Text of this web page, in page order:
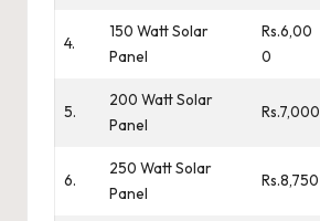
4.
150 Watt Solar
Panel
Rs.6,00
0
5.
200 Watt Solar
Panel
Rs.7,000
6.
250 Watt Solar
Panel
Rs.8,750